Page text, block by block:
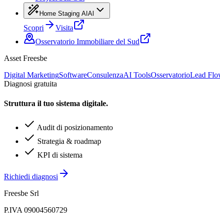
Home Staging AI AI
Scopri
Visita
Osservatorio Immobiliare del Sud
Asset Freesbe
Digital MarketingSoftwareConsulenzaAI ToolsOsservatorioLead
Diagnosi gratuita
Struttura il tuo sistema digitale.
Audit di posizionamento
Strategia & roadmap
KPI di sistema
Richiedi diagnosi
Freesbe Srl
P.IVA 09004560729